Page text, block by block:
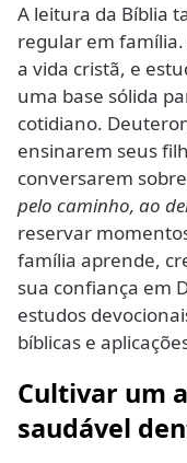
A leitura da Bíblia
regular em família.
a vida cristã, e
uma base sólida
cotidiano.
ensinarem seus
conversarem
pelo caminho, ao
reservar
família aprende,
sua confiança em
estudos
bíblicas e
Cultivar um
saudável